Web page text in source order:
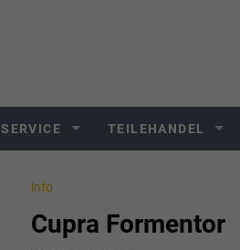
SERVICE TEILEHANDEL
info
Cupra Formentor